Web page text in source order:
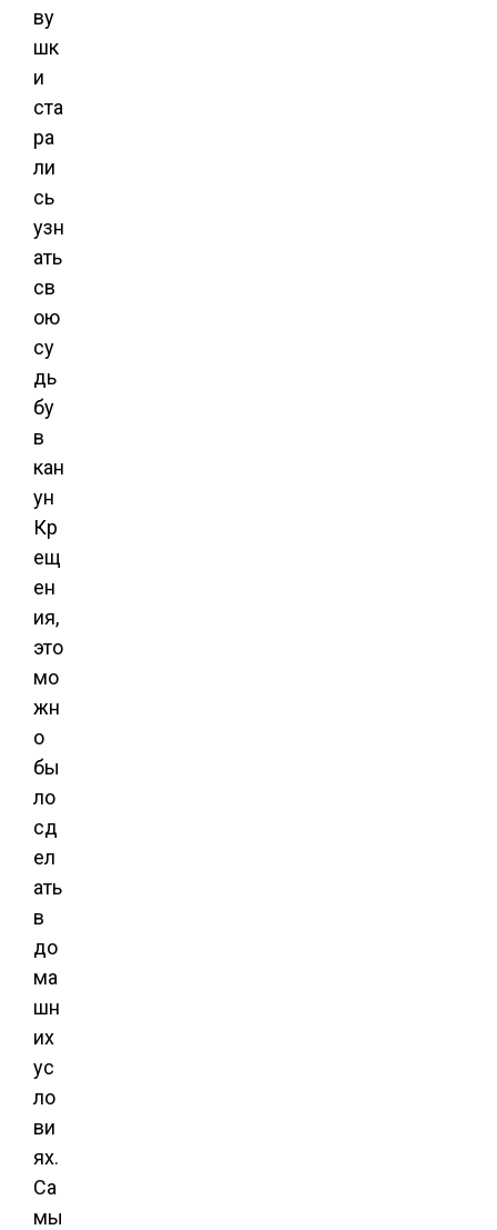
ву
шк
и
ста
ра
ли
сь
узн
ать
св
ою
су
дь
бу
в
кан
ун
Кр
ещ
ен
ия,
это
мо
жн
о
бы
ло
сд
ел
ать
в
до
ма
шн
их
ус
ло
ви
ях.
Са
мы